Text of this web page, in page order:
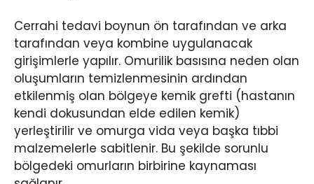
Cerrahi tedavi boynun ön tarafından ve arka
tarafından veya kombine uygulanacak
girişimlerle yapılır. Omurilik basısına neden olan
oluşumların temizlenmesinin ardından
etkilenmiş olan bölgeye kemik grefti (hastanın
kendi dokusundan elde edilen kemik)
yerleştirilir ve omurga vida veya başka tıbbi
malzemelerle sabitlenir. Bu şekilde sorunlu
bölgedeki omurların birbirine kaynaması